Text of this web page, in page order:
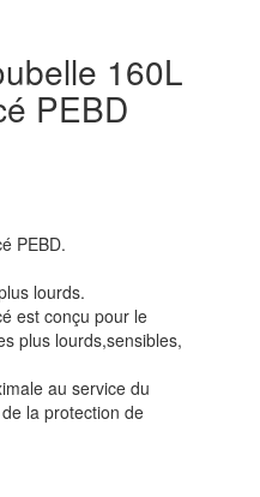
160L
PEBD
PEBD.
lourds.
est conçu pour le
plus lourds,sensibles,
au service du
la protection de